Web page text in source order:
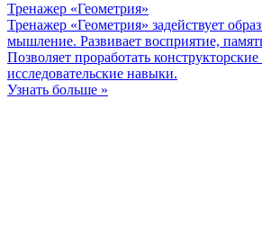
Тренажер «Геометрия»
Тренажер «Геометрия» задействует
мышление. Развивает восприятие,
Позволяет проработать
исследовательские навыки.
Узнать больше »